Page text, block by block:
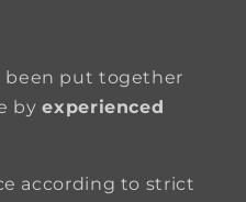
been put together
byexperienced
according to strict